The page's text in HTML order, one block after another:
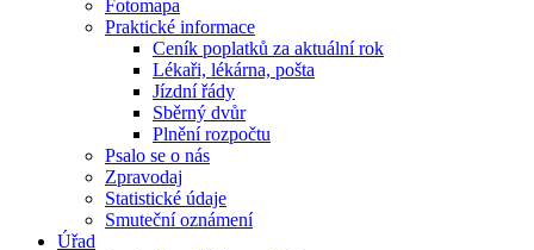
Fotomapa
Praktické informace
Ceník poplatků za aktuální rok
Lékaři, lékárna, pošta
Jízdní řády
Sběrný dvůr
Plnění rozpočtu
Psalo se o nás
Zpravodaj
Statistické údaje
Smuteční oznámení
Úřad